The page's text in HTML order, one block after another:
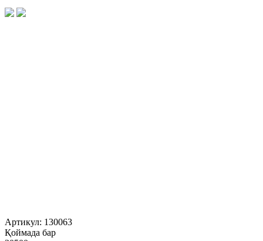
Артикул: 130063
Қоймада бар